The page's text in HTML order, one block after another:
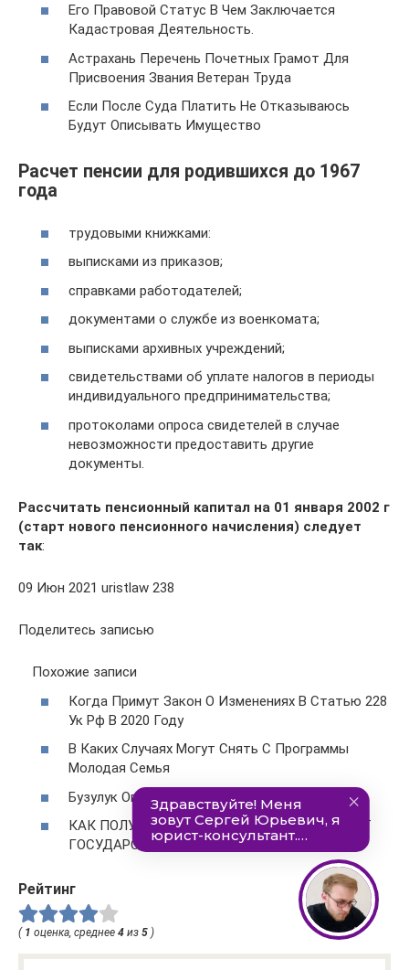
Его Правовой Статус В Чем Заключается
Кадастровая Деятельность.
Астрахань Перечень Почетных Грамот Для
Присвоения Звания Ветеран Труда
Если После Суда Платить Не Отказываюсь
Будут Описывать Имущество
Расчет пенсии для родившихся до 1967
года
трудовыми книжками:
выписками из приказов;
справками работодателей;
документами о службе из военкомата;
выписками архивных учреждений;
свидетельствами об уплате налогов в периоды
индивидуального предпринимательства;
протоколами опроса свидетелей в случае
невозможности предоставить другие
документы.
Рассчитать пенсионный капитал на 01 января 2002 г
(старт нового пенсионного начисления) следует
так:
09 Июн 2021 uristlaw 238
Поделитесь записью
Похожие записи
Когда Примут Закон О Изменениях В Статью 228
Ук Рф В 2020 Году
В Каких Случаях Могут Снять С Программы
Молодая Семья
Бузулук Оплата Жкх Ветеранам Труда
КАК ПОЛУЧИТЬ СУБСИДИЮ НА КВАРТИРУ ОТ
ГОСУДАРСТВА В ВЛАДИМИРСКОЙ ОБЛАСТИ
Рейтинг
( 1 оценка, среднее 4 из 5 )